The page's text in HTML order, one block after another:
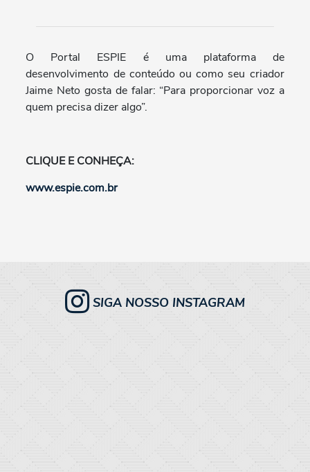
O Portal ESPIE é uma plataforma de
desenvolvimento de conteúdo ou como seu criador
Jaime Neto gosta de falar: “Para proporcionar voz a
quem precisa dizer algo”.
CLIQUE E CONHEÇA:
www.espie.com.br
SIGA NOSSO INSTAGRAM